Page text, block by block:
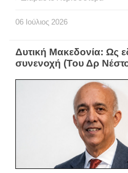
06 Ιούλιος 2026
Δυτική Μακεδονία: Ως
συνενοχή (Του Δρ